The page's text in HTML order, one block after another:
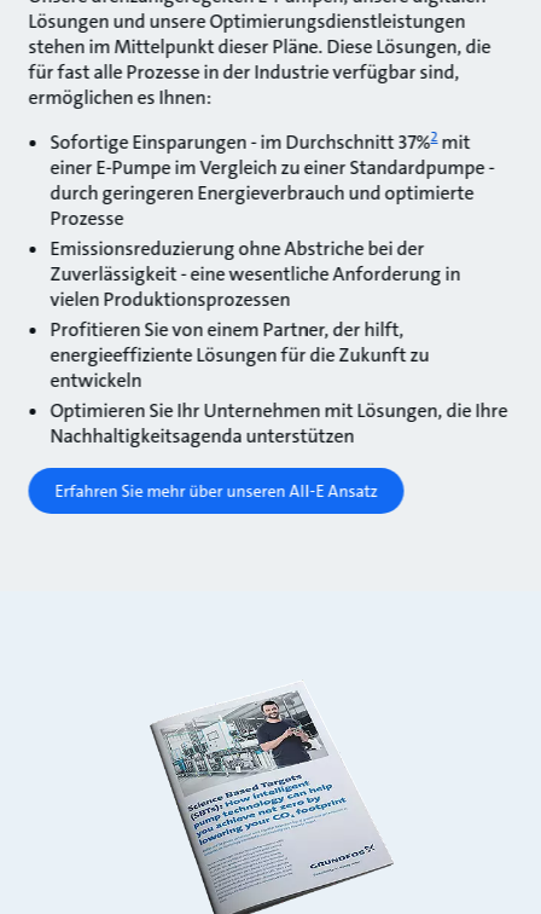
Lösungen und unsere Optimierungsdienstleistungen
stehen im Mittelpunkt dieser Pläne. Diese Lösungen, die
für fast alle Prozesse in der Industrie verfügbar sind,
ermöglichen es Ihnen:
Sofortige Einsparungen - im Durchschnitt 37%2mit
einer E-Pumpe im Vergleich zu einer Standardpumpe -
durch geringeren Energieverbrauch und optimierte
Prozesse
Emissionsreduzierung ohne Abstriche bei der
Zuverlässigkeit - eine wesentliche Anforderung in
vielen Produktionsprozessen
Profitieren Sie von einem Partner, der hilft,
energieeffiziente Lösungen für die Zukunft zu
entwickeln
Optimieren Sie Ihr Unternehmen mit Lösungen, die Ihre
Nachhaltigkeitsagenda unterstützen
Erfahren Sie mehr über unseren All-E Ansatz